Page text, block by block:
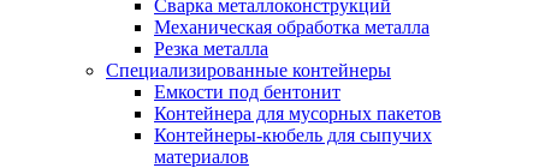
Сварка металлоконструкций
Механическая обработка металла
Резка металла
Специализированные контейнеры
Емкости под бентонит
Контейнера для мусорных пакетов
Контейнеры-кюбель для сыпучих
материалов